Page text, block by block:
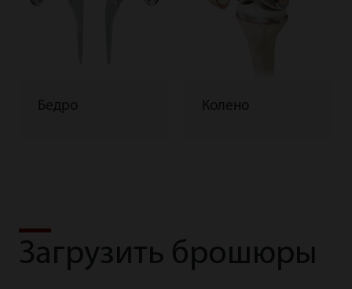
Бедро Колено
Загрузить брошюры